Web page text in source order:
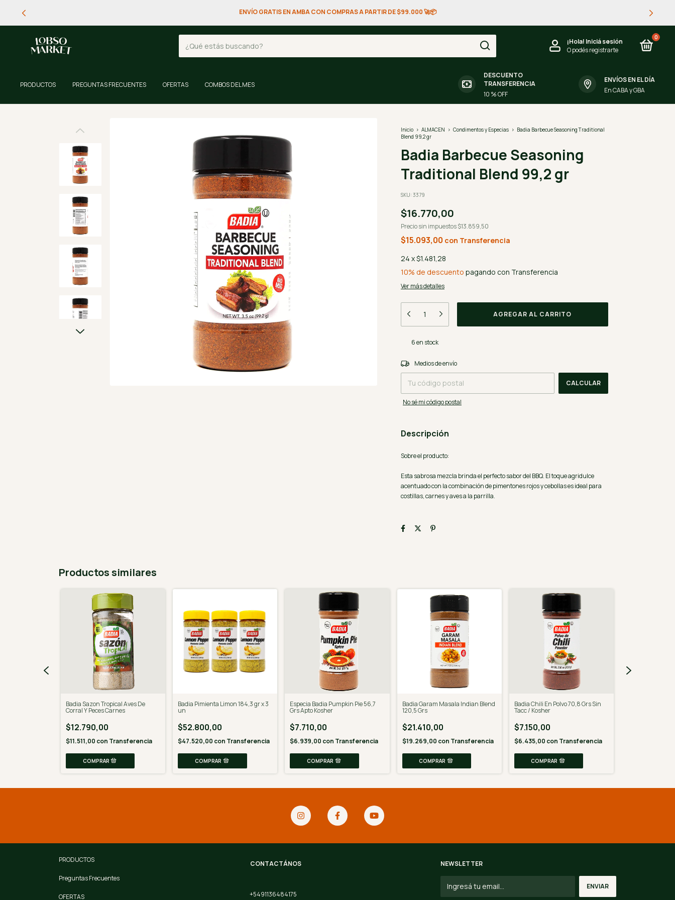
ENVÍO GRATIS EN AMBA CON COMPRAS A PARTIR DE $99.000 🚀📦
¡Hola! Iniciá sesión
O podés registrarte
0
PRODUCTOS PREGUNTAS FRECUENTES OFERTAS COMBOS DEL MES
DESCUENTO
TRANSFERENCIA
10 % OFF
ENVÍOS EN EL DÍA
En CABA y GBA
Inicio > ALMACEN > Condimentos y Especias > Badia Barbecue Seasoning Traditional
Blend 99,2 gr
Badia Barbecue Seasoning
Traditional Blend 99,2 gr
SKU: 3379
$16.770,00
Precio sin impuestos$13.859,50
$15.093,00 con Transferencia
24 x$1.481,28
10% de descuento pagando con Transferencia
Ver más detalles
6en stock
Entregas para el CP:
Medios de envío
CALCULAR
No sé mi código postal
Descripción
Sobre el producto:
Esta sabrosa mezcla brinda el perfecto sabor del BBQ. El toque agridulce
acentuado con la combinación de pimentones rojos y cebollas es ideal para
costillas, carnes y aves a la parrilla.
Productos similares
Badia Sazon Tropical Aves De
Corral Y Peces Carnes
$12.790,00
$11.511,00 con Transferencia
Badia Pimienta Limon 184,3 gr x 3
un
$52.800,00
$47.520,00 con Transferencia
Especia Badia Pumpkin Pie 56,7
Grs Apto Kosher
$7.710,00
$6.939,00 con Transferencia
Badia Garam Masala Indian Blend
120,5 Grs
$21.410,00
$19.269,00 con Transferencia
Badia Chili En Polvo 70,8 Grs Sin
Tacc / Kosher
$7.150,00
$6.435,00 con Transferencia
PRODUCTOS
Preguntas Frecuentes
OFERTAS
CONTACTÁNOS
+5491136484175
NEWSLETTER